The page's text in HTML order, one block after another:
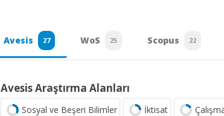
Avesis 27 WoS 25 Scopus 22
Avesis Araştırma Alanları
Sosyal ve Beşeri Bilimler İktisat